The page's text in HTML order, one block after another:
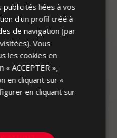
GERMAN
PORTUGUESE
liées à vos
d'un profil créé à
de navigation (par
Vous
les cookies en
ACCEPTER »,
en cliquant sur «
en cliquant sur